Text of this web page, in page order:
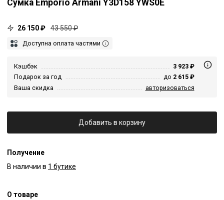
Сумка Emporio Armani Y3D158 YWS0E
26 150 ₽ 43 550 ₽
Доступна оплата частями
Кэшбэк
3 923 ₽
Подарок за год
до 2 615 ₽
Ваша скидка
авторизоваться
Добавить в корзину
Получение
В наличии в 1 бутике
О товаре